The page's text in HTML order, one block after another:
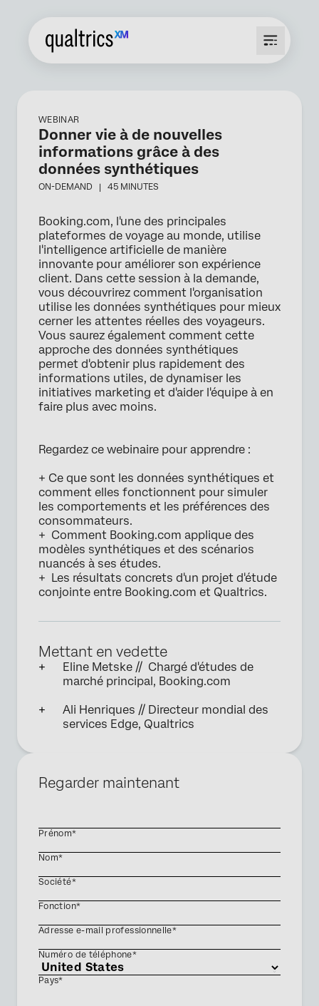
WEBINAR
Donner vie à de nouvelles
informations grâce à des
données synthétiques
ON-DEMAND | 45 MINUTES
Booking.com, l'une des principales
plateformes de voyage au monde, utilise
l'intelligence artificielle de manière
innovante pour améliorer son expérience
client. Dans cette session à la demande,
vous découvrirez comment l'organisation
utilise les données synthétiques pour mieux
cerner les attentes réelles des voyageurs.
Vous saurez également comment cette
approche des données synthétiques
permet d'obtenir plus rapidement des
informations utiles, de dynamiser les
initiatives marketing et d'aider l'équipe à en
faire plus avec moins.
Regardez ce webinaire pour apprendre :
+ Ce que sont les données synthétiques et
comment elles fonctionnent pour simuler
les comportements et les préférences des
consommateurs.
+ Comment Booking.com applique des
modèles synthétiques et des scénarios
nuancés à ses études.
+ Les résultats concrets d'un projet d'étude
conjointe entre Booking.com et Qualtrics.
Mettant en vedette
Eline Metske // Chargé d'études de
marché principal, Booking.com
Ali Henriques // Directeur mondial des
services Edge, Qualtrics
Regarder maintenant
Prénom*
Nom*
Société*
Fonction*
Adresse e-mail professionnelle*
Numéro de téléphone*
Pays*